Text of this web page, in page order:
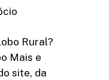
Rural?
Mais e
site, da